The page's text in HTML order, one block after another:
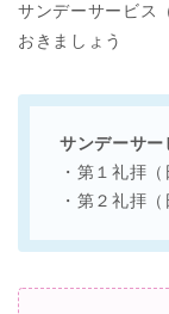
サンデーサービス
おきましょう
サンデーサー
・第１礼拝
・第２礼拝